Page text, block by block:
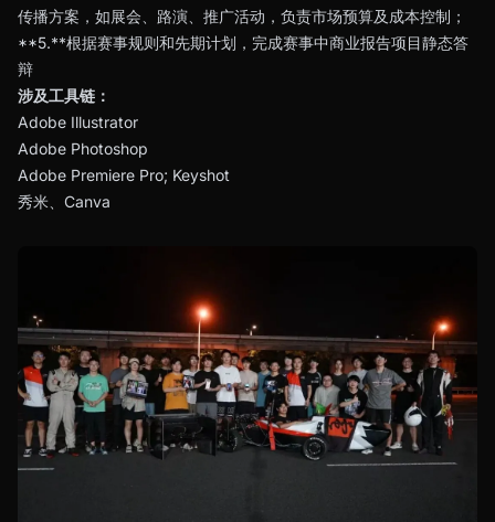
传播方案，如展会、路演、推广活动，负责市场预算及成本控制；
**5.**根据赛事规则和先期计划，完成赛事中商业报告项目静态答
辩
涉及工具链：
Adobe Illustrator
Adobe Photoshop
Adobe Premiere Pro; Keyshot
秀米、Canva